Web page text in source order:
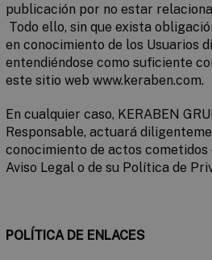
publicación por no estar
Todo ello, sin que exista
en conocimiento de los Usuarios
entendiéndose como suficiente
este sitio web www.keraben.com.
En cualquier caso, KERABEN
Responsable, actuará
conocimiento de actos
Aviso Legal o de su Política de
POLÍTICA DE ENLACES